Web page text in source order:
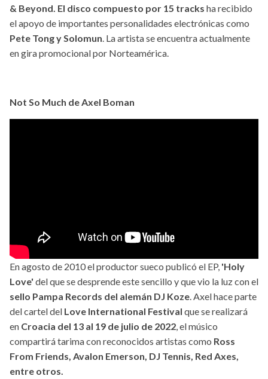
& Beyond. El disco compuesto por 15 tracks ha recibido
el apoyo de importantes personalidades electrónicas como
Pete Tong y Solomun. La artista se encuentra actualmente
en gira promocional por Norteamérica.
Not So Much de Axel Boman
En agosto de 2010 el productor sueco publicó el EP, 'Holy
Love' del que se desprende este sencillo y que vio la luz con el
sello Pampa Records del alemán DJ Koze. Axel hace parte
del cartel del Love International Festival que se realizará
en Croacia del 13 al 19 de julio de 2022, el músico
compartirá tarima con reconocidos artistas como Ross
From Friends, Avalon Emerson, DJ Tennis, Red Axes,
entre otros.